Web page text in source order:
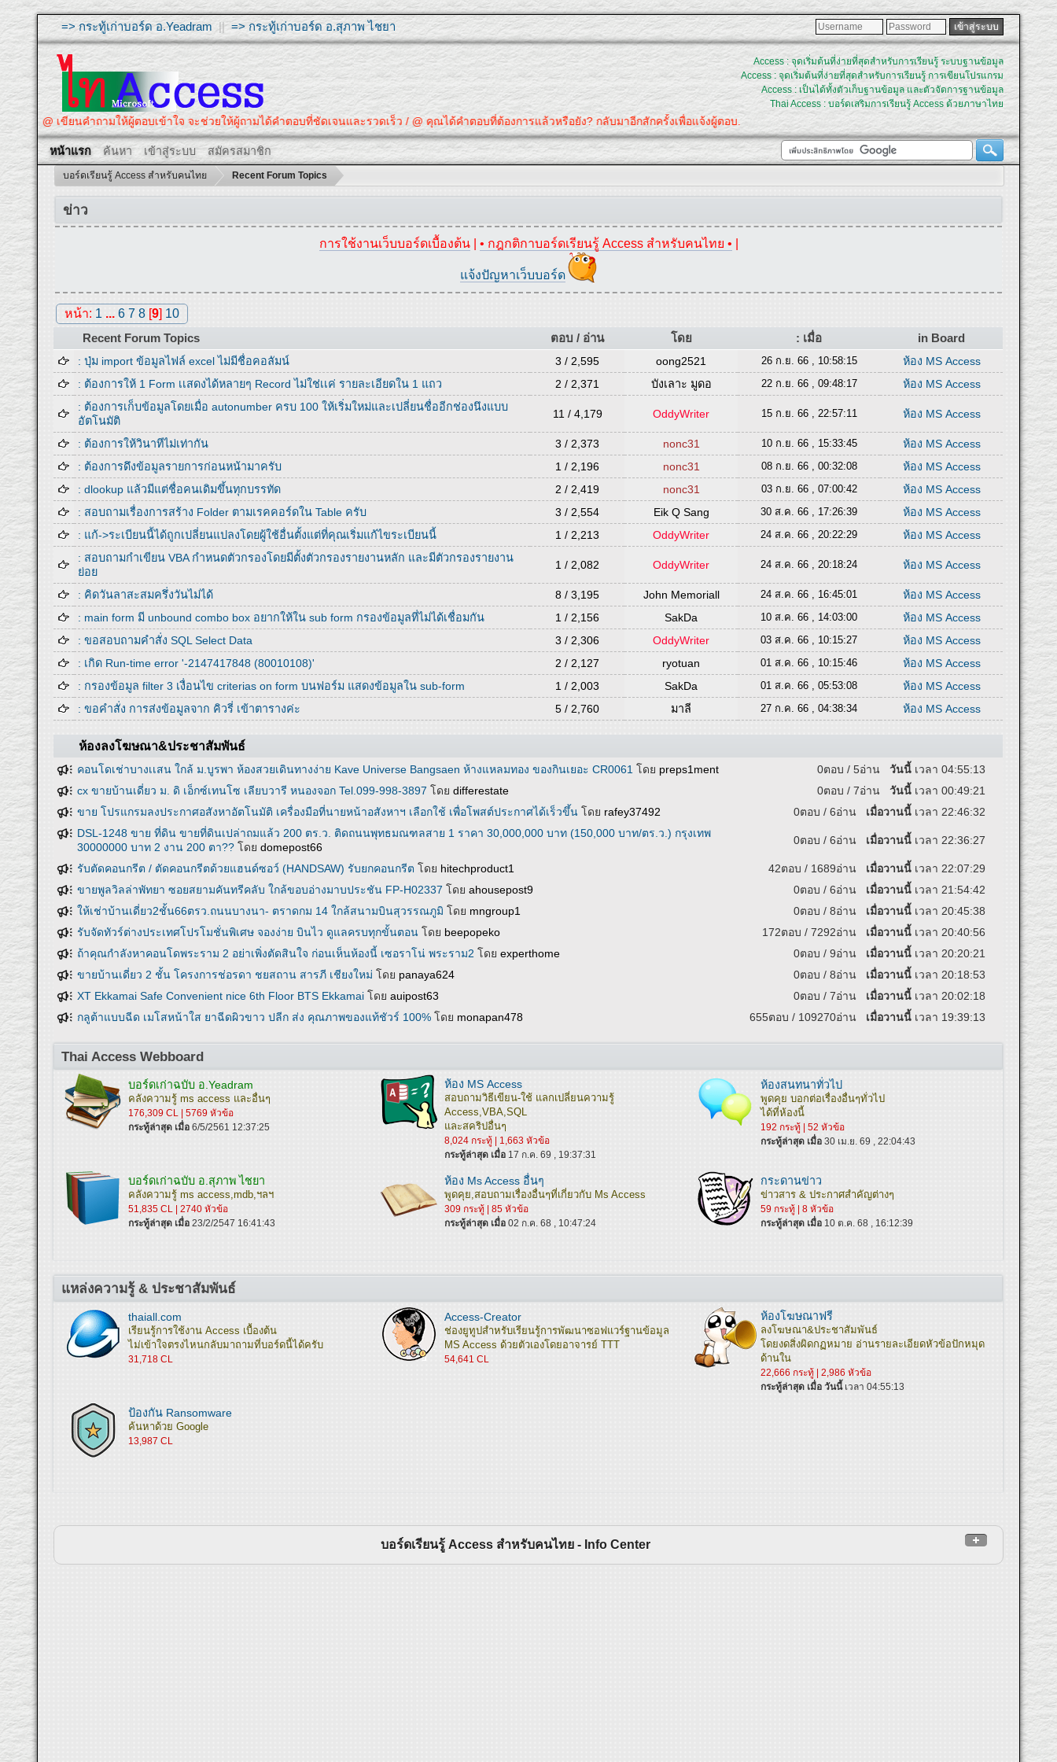
=> กระทู้เก่าบอร์ด อ.Yeadram ||=> กระทู้เก่าบอร์ด อ.สุภาพ ไชยา
Access : จุดเริ่มต้นที่ง่ายที่สุดสำหรับการเรียนรู้ ระบบฐานข้อมูล
Access : จุดเริ่มต้นที่ง่ายที่สุดสำหรับการเรียนรู้ การเขียนโปรแกรม
Access : เป็นได้ทั้งตัวเก็บฐานข้อมูล และตัวจัดการฐานข้อมูล
Thai Access : บอร์ดเสริมการเรียนรู้ Access ด้วยภาษาไทย
@ เขียนคำถามให้ผู้ตอบเข้าใจ จะช่วยให้ผู้ถามได้คำตอบที่ชัดเจนและรวดเร็ว / @ คุณได้คำตอบที่ต้องการแล้วหรือยัง? กลับมาอีกสักครั้งเพื่อแจ้งผู้ตอบ.
หน้าแรก ค้นหา เข้าสู่ระบบ สมัครสมาชิก
บอร์ดเรียนรู้ Access สำหรับคนไทย Recent Forum Topics
ข่าว
การใช้งานเว็บบอร์ดเบื้องต้น| • กฎกติกาบอร์ดเรียนรู้ Access สำหรับคนไทย •
แจ้งปัญหาเว็บบอร์ด
หน้า: 1 ... 6 7 8[9] 10
Recent Forum Topics
ตอบ / อ่าน โดย : เมื่อ in Board
: ปุ่ม import ข้อมูลไฟล์ excel ไม่มีชื่อคอลัมน์ 3 / 2,595 oong2521 26 ก.ย. 66 , 10:58:15
ห้อง MS Access
: ต้องการให้ 1 Form เเสดงได้หลายๆ Record ไม่ใช่เเค่ รายละเอียดใน 1 แถว
2 / 2,371 บังเลาะ มูดอ 22 ก.ย. 66 , 09:48:17
ห้อง MS Access
: ต้องการเก็บข้อมูลโดยเมื่อ autonumber ครบ 100 ให้เริ่มใหม่และเปลี่ยนชื่ออีกช่องนึงแบบ
อัตโนมัติ
11 / 4,179 OddyWriter 15 ก.ย. 66 , 22:57:11 ห้อง MS Access
: ต้องการให้วินาทีไม่เท่ากัน 3 / 2,373 nonc31 10 ก.ย. 66 , 15:33:45
ห้อง MS Access
: ต้องการดึงข้อมูลรายการก่อนหน้ามาครับ
1 / 2,196 nonc31 08 ก.ย. 66 , 00:32:08
ห้อง MS Access
: dlookup แล้วมีแต่ชื่อคนเดิมขึ้นทุกบรรทัด
2 / 2,419 nonc31 03 ก.ย. 66 , 07:00:42
ห้อง MS Access
: สอบถามเรื่องการสร้าง Folder ตามเรคคอร์ดใน Table ครับ
3 / 2,554 Eik Q Sang 30 ส.ค. 66 , 17:26:39
ห้อง MS Access
: แก้->ระเบียนนี้ได้ถูกเปลี่ยนแปลงโดยผู้ใช้อื่นตั้งแต่ที่คุณเริ่มแก้ไขระเบียนนี้
1 / 2,213 OddyWriter 24 ส.ค. 66 , 20:22:29
ห้อง MS Access
: สอบถามกำเขียน VBA กำหนดตัวกรองโดยมีตั้งตัวกรองรายงานหลัก และมีตัวกรองรายงาน
ย่อย
1 / 2,082 OddyWriter 24 ส.ค. 66 , 20:18:24 ห้อง MS Access
: คิดวันลาสะสมครึ่งวันไม่ได้ 8 / 3,195 John Memoriall 24 ส.ค. 66 , 16:45:01
ห้อง MS Access
: main form มี unbound combo box อยากให้ใน sub form กรองข้อมูลที่ไม่ได้เชื่อมกัน
1 / 2,156 SakDa 10 ส.ค. 66 , 14:03:00
ห้อง MS Access
: ขอสอบถามคำสั่ง SQL Select Data
3 / 2,306 OddyWriter 03 ส.ค. 66 , 10:15:27
ห้อง MS Access
: เกิด Run-time error '-2147417848 (80010108)'
2 / 2,127 ryotuan 01 ส.ค. 66 , 10:15:46
ห้อง MS Access
: กรองข้อมูล filter 3 เงื่อนไข criterias on form บนฟอร์ม แสดงข้อมูลใน sub-form
1 / 2,003 SakDa 01 ส.ค. 66 , 05:53:08
ห้อง MS Access
: ขอคำสั่ง การส่งข้อมูลจาก คิวรี่ เข้าตารางค่ะ
5 / 2,760 มาลี 27 ก.ค. 66 , 04:38:34 ห้อง MS Access
ห้องลงโฆษณา&ประชาสัมพันธ์
คอนโดเช่าบางเเสน ใกล้ ม.บูรพา ห้องสวยเดินทางง่าย Kave Universe Bangsaen ห้างแหลมทอง ของกินเยอะ CR0061 โดย preps1ment 0ตอบ / 5อ่านวันนี้ เวลา 04:55:13
cx ขายบ้านเดี่ยว ม. ดิ เอ็กซ์เทนโซ เลียบวารี หนองจอก Tel.099-998-3897 โดยdifferestate 0ตอบ / 7อ่านวันนี้ เวลา 00:49:21
ขาย โปรแกรมลงประกาศอสังหาอัตโนมัติ เครื่องมือที่นายหน้าอสังหาฯ เลือกใช้ เพื่อโพสต์ประกาศได้เร็วขึ้น โดย rafey37492 0ตอบ / 6อ่าน เมื่อวานนี้ เวลา 22:46:32
DSL-1248 ขาย ที่ดิน ขายที่ดินเปล่าถมแล้ว 200 ตร.ว. ติดถนนพุทธมณฑลสาย 1 ราคา 30,000,000 บาท (150,000 บาท/ตร.ว.) กรุงเทพ
30000000 บาท 2 งาน 200 ตา?? โดยdomepost66
0ตอบ / 6อ่าน เมื่อวานนี้ เวลา 22:36:27
รับตัดคอนกรีต / ตัดคอนกรีตด้วยแฮนด์ซอว์ (HANDSAW) รับยกคอนกรีต โดย hitechproduct1 42ตอบ / 1689อ่าน เมื่อวานนี้ เวลา 22:07:29
ขายพูลวิลล่าพัทยา ซอยสยามคันทรีคลับ ใกล้ขอบอ่างมาบประชัน FP-H02337โดยahousepost9 0ตอบ / 6อ่าน เมื่อวานนี้ เวลา 21:54:42
ให้เช่าบ้านเดี่ยว2ชั้น66ตรว.ถนนบางนา- ตราดกม 14 ใกล้สนามบินสุวรรณภูมิ โดย mngroup1 0ตอบ / 8อ่าน เมื่อวานนี้ เวลา 20:45:38
รับจัดทัวร์ต่างประเทศโปรโมชั่นพิเศษ จองง่าย บินไว ดูแลครบทุกขั้นตอน โดย beepopeko 172ตอบ / 7292อ่าน เมื่อวานนี้ เวลา 20:40:56
ถ้าคุณกำลังหาคอนโดพระราม 2 อย่าเพิ่งตัดสินใจ ก่อนเห็นห้องนี้ เซอราโน่ พระราม2 โดยexperthome 0ตอบ / 9อ่าน เมื่อวานนี้ เวลา 20:20:21
ขายบ้านเดี่ยว 2 ชั้น โครงการช่อรดา ชยสถาน สารภี เชียงใหม่ โดย panaya624 0ตอบ / 8อ่าน เมื่อวานนี้ เวลา 20:18:53
XT Ekkamai Safe Convenient nice 6th Floor BTS Ekkamai โดยauipost63 0ตอบ / 7อ่าน เมื่อวานนี้ เวลา 20:02:18
กลูต้าแบบฉีด เมโสหน้าใส ยาฉีดผิวขาว ปลีก ส่ง คุณภาพของแท้ชัวร์ 100% โดย monapan478 655ตอบ / 109270อ่าน เมื่อวานนี้ เวลา 19:39:13
Thai Access Webboard
บอร์ดเก่าฉบับ อ.Yeadram
คลังความรู้ ms access และอื่นๆ
176,309 CL | 5769 หัวข้อ
กระทู้ล่าสุด เมื่อ6/5/2561 12:37:25
ห้อง MS Access
สอบถามวิธีเขียน-ใช้ แลกเปลี่ยนความรู้
Access,VBA,SQL
และสคริปอื่นๆ
8,024 กระทู้ | 1,663 หัวข้อ
กระทู้ล่าสุด เมื่อ 17 ก.ค. 69 , 19:37:31
ห้องสนทนาทั่วไป
พูดคุย บอกต่อเรื่องอื่นๆทั่วไป
ได้ที่ห้องนี้
192 กระทู้ | 52 หัวข้อ
กระทู้ล่าสุด เมื่อ30 เม.ย. 69 , 22:04:43
บอร์ดเก่าฉบับ อ.สุภาพ ไชยา
คลังความรู้ ms access,mdb,ฯลฯ
51,835 CL | 2740 หัวข้อ
กระทู้ล่าสุด เมื่อ23/2/2547 16:41:43
ห้อง Ms Access อื่นๆ
พูดคุย,สอบถามเรื่องอื่นๆที่เกี่ยวกับ Ms Access
309 กระทู้ | 85 หัวข้อ
กระทู้ล่าสุด เมื่อ02 ก.ค. 68 , 10:47:24
กระดานข่าว
ข่าวสาร & ประกาศสำคัญต่างๆ
59 กระทู้ | 8 หัวข้อ
กระทู้ล่าสุด เมื่อ 10 ต.ค. 68 , 16:12:39
แหล่งความรู้ & ประชาสัมพันธ์
thaiall.com
เรียนรู้การใช้งาน Access เบื้องต้น
ไม่เข้าใจตรงไหนกลับมาถามที่บอร์ดนี้ได้ครับ
31,718 CL
Access-Creator
ช่องยูทูปสำหรับเรียนรู้การพัฒนาซอฟแวร์ฐานข้อมูล
MS Access ด้วยตัวเองโดยอาจารย์ TTT
54,641 CL
ห้องโฆษณาฟรี
ลงโฆษณา&ประชาสัมพันธ์
โดยงดสิ่งผิดกฏหมาย อ่านรายละเอียดหัวข้อปักหมุด
ด้านใน
22,666 กระทู้ | 2,986 หัวข้อ
กระทู้ล่าสุด เมื่อวันนี้เวลา 04:55:13
ป้องกัน Ransomware
ค้นหาด้วย Google
13,987 CL
บอร์ดเรียนรู้ Access สำหรับคนไทย - Info Center